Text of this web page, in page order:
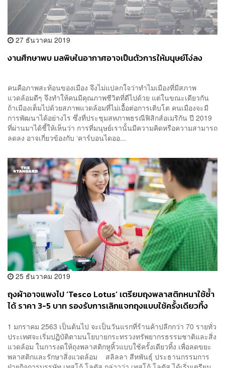
27 ธันวาคม 2019
งานศึกษาพบ มลพิษในอากาศอาจเป็นตัวการให้มนุษย์โง่ลง
คนคือภาพสะท้อนของเมือง จึงไม่แปลกใจว่าทำไมเมืองที่มีสภาพ
แวดล้อมดีๆ จึงทำให้คนมีคุณภาพชีวิตที่ดีไปด้วย แต่ในขณะเดียวกัน
ถ้าเมืองเต็มไปด้วยสภาพแวดล้อมที่ไม่เอื้อต่อการเติบโต คนเมืองจะมี
การพัฒนาได้อย่างไร ซึ่งที่ประชุมสหภาพธรณีฟิสิกส์อเมริกัน ปี 2019
ที่ผ่านมาได้ชี้ให้เห็นว่า การที่มนุษย์เรานั้นมีความคิดหรือความสามารถ
ลดลง อาจเกี่ยวข้องกับ ‘คาร์บอนไดออ...
25 ธันวาคม 2019
ถุงผ้าอาจแพงไป ‘Tesco Lotus’ เตรียมถุงพลาสติกหนาใช้ซ้ำ
ได้ ราคา 3-5 บาท รองรับการเลิกแจกถุงแบบใช้ครั้งเดียวทิ้ง
1 มกราคม 2563 เป็นต้นไป จะเป็นวันแรกที่ร้านค้าปลีกกว่า 70 รายทั่ว
ประเทศจะเริ่มปฏิบัติตามนโยบายกระทรวงทรัพยากรธรรมชาติและสิ่ง
แวดล้อม ในการงดให้ถุงพลาสติกหูหิ้วแบบใช้ครั้งเดียวทิ้ง เพื่อลดขยะ
พลาสติกและรักษาสิ่งแวดล้อม สลิลลา สีหพันธุ์ ประธานกรรมการ